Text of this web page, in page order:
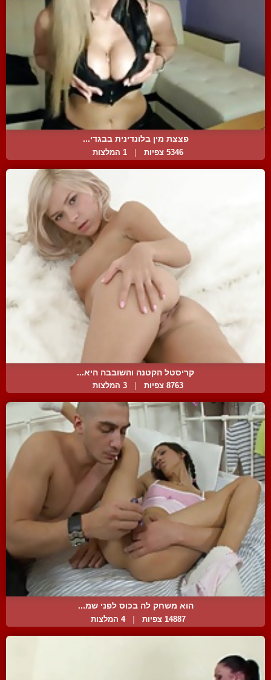
פצצת מין בלונדינית בבגדי...
5346 צפיות | 1 המלצות
קריסטל הקטנה והשובבה היא...
8763 צפיות 3 המלצות
הוא משחק לה בכוס לפני שמ...
14887 צפיות 4 המלצות